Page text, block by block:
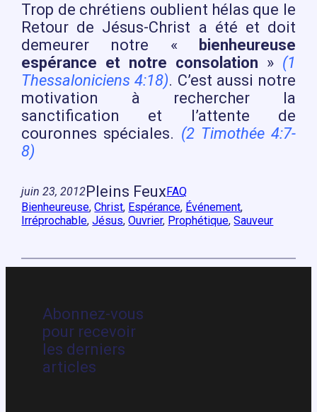
Trop de chrétiens oublient hélas que le
Retour de Jésus-Christ a été et doit
demeurer notre «
bienheureuse
espérance et notre consolation » (1
Thessaloniciens 4:18). C’est aussi notre
motivation à rechercher la
sanctification et l’attente de
couronnes spéciales. (2 Timothée 4:7-
8)
juin 23, 2012 Pleins FeuxFAQ
Bienheureuse, Christ, Espérance, Événement
Irréprochable, Jésus, Ouvrier, Prophétique, Sauveur
Abonnez-vous
pour recevoir
les derniers
articles